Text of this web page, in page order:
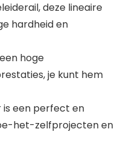
deze lineaire
hardheid en
hoge
je kunt hem
is een perfect en
het-zelfprojecten en